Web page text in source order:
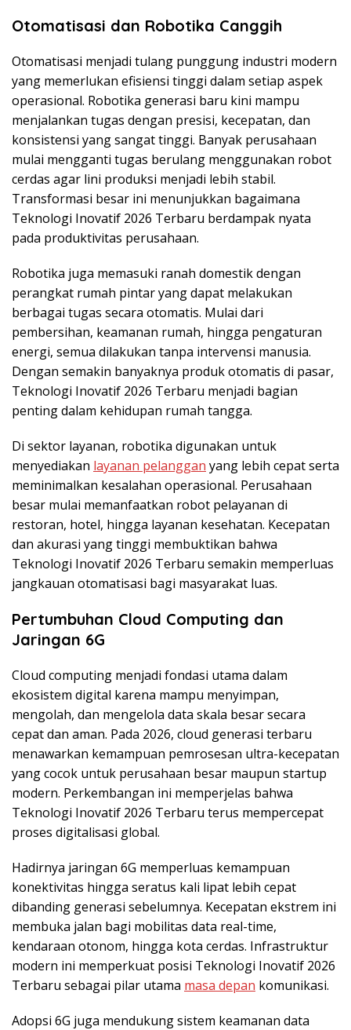
Otomatisasi dan Robotika Canggih
Otomatisasi menjadi tulang punggung industri modern
yang memerlukan efisiensi tinggi dalam setiap aspek
operasional. Robotika generasi baru kini mampu
menjalankan tugas dengan presisi, kecepatan, dan
konsistensi yang sangat tinggi. Banyak perusahaan
mulai mengganti tugas berulang menggunakan robot
cerdas agar lini produksi menjadi lebih stabil.
Transformasi besar ini menunjukkan bagaimana
Teknologi Inovatif 2026 Terbaru berdampak nyata
pada produktivitas perusahaan.
Robotika juga memasuki ranah domestik dengan
perangkat rumah pintar yang dapat melakukan
berbagai tugas secara otomatis. Mulai dari
pembersihan, keamanan rumah, hingga pengaturan
energi, semua dilakukan tanpa intervensi manusia.
Dengan semakin banyaknya produk otomatis di pasar,
Teknologi Inovatif 2026 Terbaru menjadi bagian
penting dalam kehidupan rumah tangga.
Di sektor layanan, robotika digunakan untuk
menyediakan layanan pelanggan yang lebih cepat serta
meminimalkan kesalahan operasional. Perusahaan
besar mulai memanfaatkan robot pelayanan di
restoran, hotel, hingga layanan kesehatan. Kecepatan
dan akurasi yang tinggi membuktikan bahwa
Teknologi Inovatif 2026 Terbaru semakin memperluas
jangkauan otomatisasi bagi masyarakat luas.
Pertumbuhan Cloud Computing dan
Jaringan 6G
Cloud computing menjadi fondasi utama dalam
ekosistem digital karena mampu menyimpan,
mengolah, dan mengelola data skala besar secara
cepat dan aman. Pada 2026, cloud generasi terbaru
menawarkan kemampuan pemrosesan ultra-kecepatan
yang cocok untuk perusahaan besar maupun startup
modern. Perkembangan ini memperjelas bahwa
Teknologi Inovatif 2026 Terbaru terus mempercepat
proses digitalisasi global.
Hadirnya jaringan 6G memperluas kemampuan
konektivitas hingga seratus kali lipat lebih cepat
dibanding generasi sebelumnya. Kecepatan ekstrem ini
membuka jalan bagi mobilitas data real-time,
kendaraan otonom, hingga kota cerdas. Infrastruktur
modern ini memperkuat posisi Teknologi Inovatif 2026
Terbaru sebagai pilar utama masa depan komunikasi.
Adopsi 6G juga mendukung sistem keamanan data